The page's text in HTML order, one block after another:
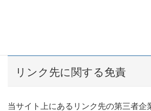
リンク先に関する免責
当サイト上にあるリンク先の第三者企